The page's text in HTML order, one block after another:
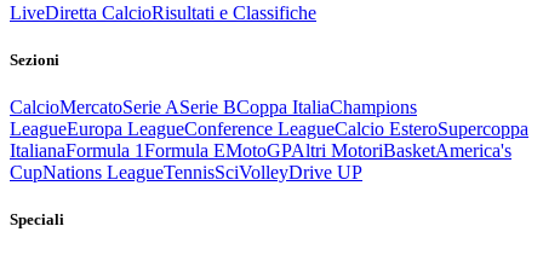
LiveDiretta CalcioRisultati e Classifiche
Sezioni
CalcioMercatoSerie ASerie BCoppa ItaliaChampions
LeagueEuropa LeagueConference LeagueCalcio EsteroSupercoppa
ItalianaFormula 1Formula EMotoGPAltri MotoriBasketAmerica's
CupNations LeagueTennisSciVolleyDrive UP
Speciali